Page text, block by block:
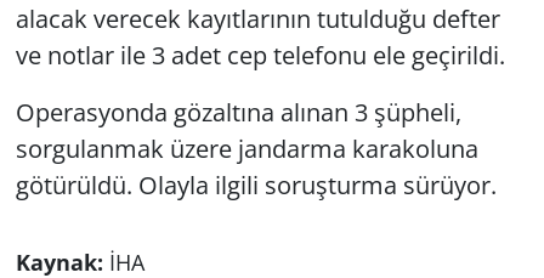
alacak verecek kayıtlarının tutulduğu defter
ve notlar ile 3 adet cep telefonu ele geçirildi.
Operasyonda gözaltına alınan 3 şüpheli,
sorgulanmak üzere jandarma karakoluna
götürüldü. Olayla ilgili soruşturma sürüyor.
Kaynak: İHA